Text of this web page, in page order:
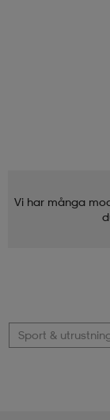
Vi har många
Sport &